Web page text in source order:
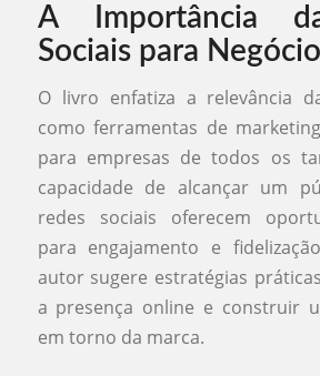
A Importância
Sociais para
O livro enfatiza a relevância
como ferramentas de
para empresas de todos os
capacidade de alcançar um
redes sociais oferecem
para engajamento e
autor sugere estratégias
a presença online e construir
em torno da marca.